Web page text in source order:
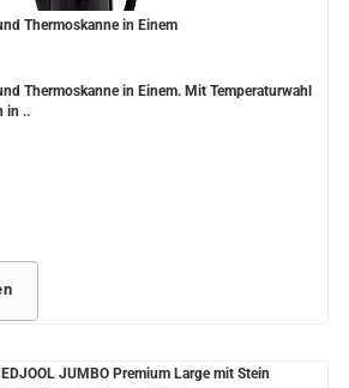
Thermoskanne in Einem
Thermoskanne in Einem. Mit Temperaturwahl
in ..